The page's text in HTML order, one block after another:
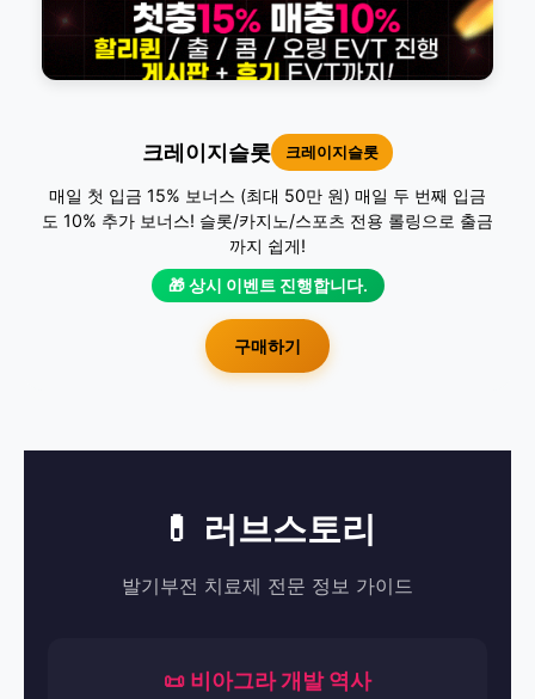
크레이지슬롯 크레이지슬롯
매일 첫 입금 15% 보너스 (최대 50만 원) 매일 두 번째 입금
도 10% 추가 보너스! 슬롯/카지노/스포츠 전용 롤링으로 출금
까지 쉽게!
🎁 상시 이벤트 진행합니다.
구매하기
💊 러브스토리
발기부전 치료제 전문 정보 가이드
📜 비아그라 개발 역사